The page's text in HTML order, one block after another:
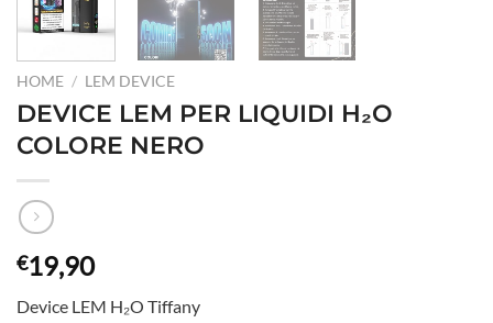
HOME / LEM DEVICE
DEVICE LEM PER LIQUIDI H₂O
COLORE NERO
€19,90
Device LEM H₂O Tiffany